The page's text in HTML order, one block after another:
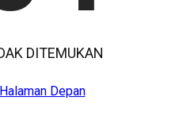
DITEMUKAN
Depan